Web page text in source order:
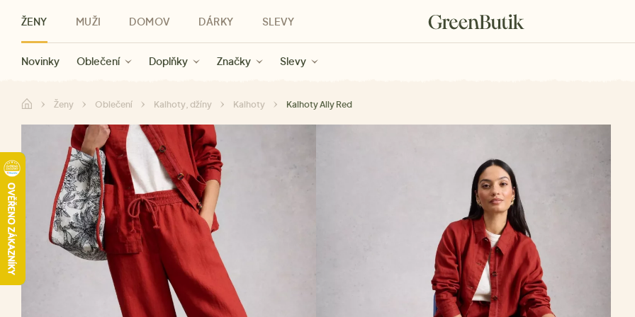
ŽENY
Novinky Oblečení Doplňky Značky Slevy
MUŽI
Novinky Oblečení Značky Slevy
DOMOV
Kategorie Značky Slevy
DÁRKY
Pro ženy Pro muže Pro děti Pro všechny Dárkové poukazy
SLEVY
Slevy ženy Slevy muži
Ženy Oblečení Kalhoty, džíny Kalhoty Kalhoty Ally Red